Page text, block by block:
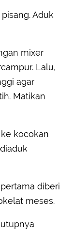
Aduk
mixer
Lalu,
agar
Matikan
kocokan
diberi
meses.